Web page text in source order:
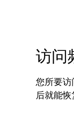
访问
您所要访
后就能恢